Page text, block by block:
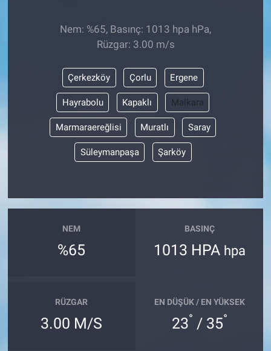
Nem: %65, Basınç: 1013 hpa hPa,
Rüzgar: 3.00 m/s
Çerkezköy Çorlu Ergene
Hayrabolu Kapaklı Malkara
Marmaraereğlisi Muratlı Saray
Süleymanpaşa Şarköy
NEM
%65
BASINÇ
1013 HPA hpa
RÜZGAR
3.00 M/S
EN DÜŞÜK / EN YÜKSEK
23° / 35°